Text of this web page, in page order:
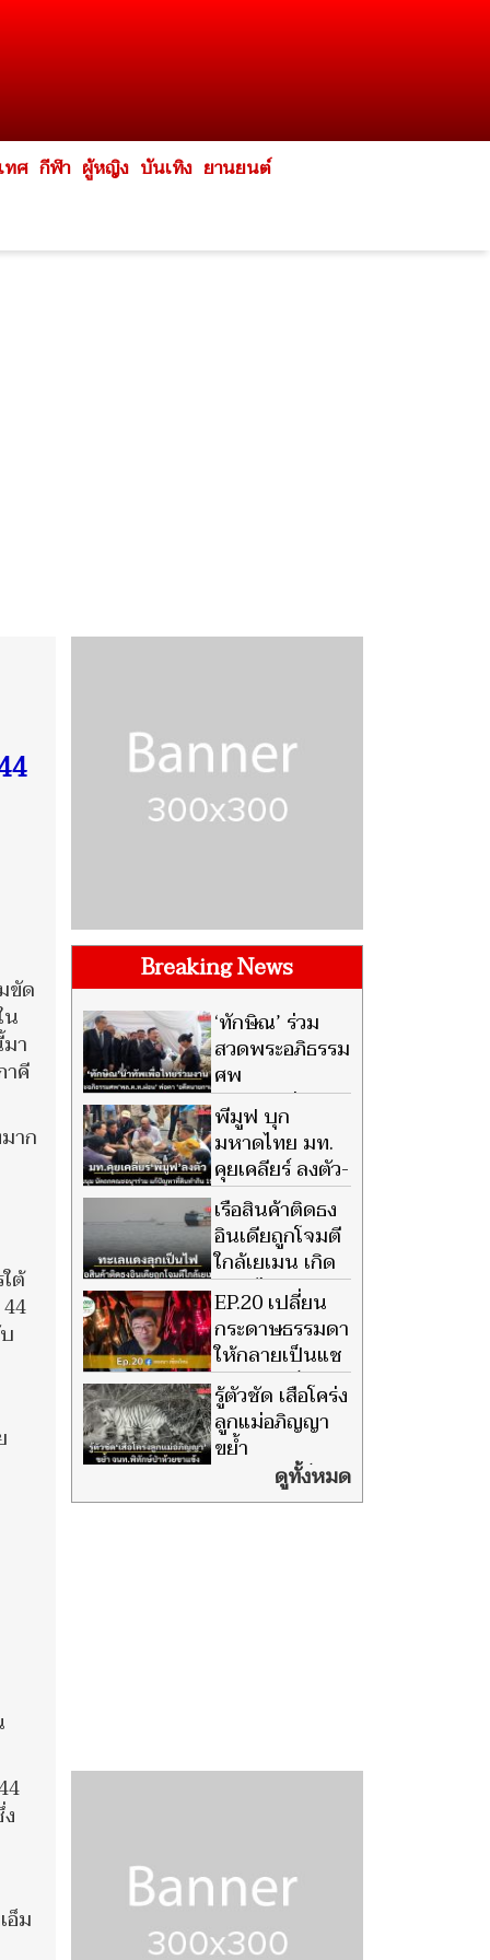
ทศ กีฬา ผู้หญิง บันเทิง ยานยนต์
ขัด
น
า
าคี
าก
ต้
อ็ม
Breaking News
‘ทักษิณ’ ร่วม
สวดพระอภิธรรม
ศพ
‘พล.ต.ท.ผ่อน’
พ่อตา ‘อดีตนายกฯเศรษฐา’ แกน
นำเพื่อไทยร่วมงานพรึ่บ
พีมูฟ บุก
มหาดไทย มท.
คุยเคลียร์ ลงตัว-
ยุติชุมนุม นัดถก
คณะอนุฯร่วม แก้ปัญหาที่ดินทำ
กิน 19 ส.ค.
เรือสินค้าติดธง
อินเดียถูกโจมตี
ใกล้เยเมน เกิด
เพลิงไหม้รุนแรง
ก่อนจมลงในทะเลแดงEP.20 เปลี่ยน
กระดาษธรรมดา
ให้กลายเป็นแช
นเดอเลียร์สุด
คราฟต์ เติมเสน่ห์ธรรมชาติให้
'ลองนาคาเฟ่'
รู้ตัวชัด เสือโคร่ง
ลูกแม่อภิญญา
ขย้ำ
จนท.พิทักษ์ป่า
ห้วยขาแข้ง เชื่อเป็นเหตุบังเอิญ
ดูทั้งหมด